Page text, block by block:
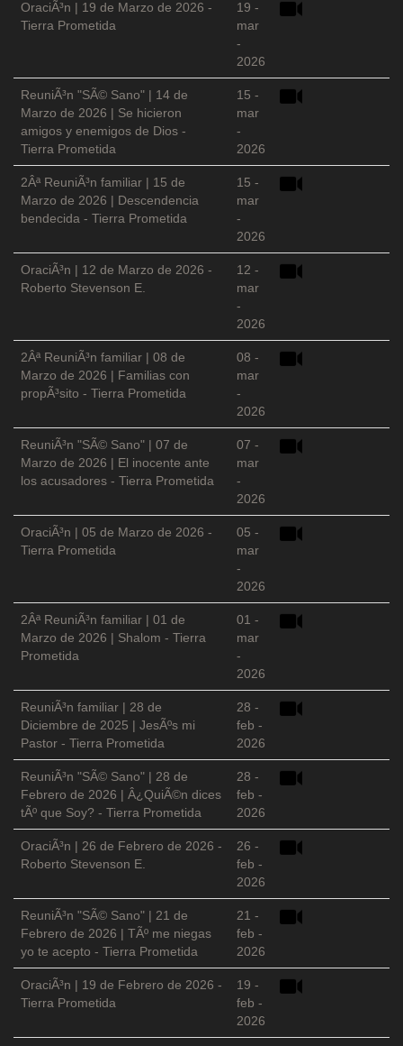
OraciÃ³n | 19 de Marzo de 2026 -
Tierra Prometida
19 -
mar
-
2026
ReuniÃ³n "SÃ© Sano" | 14 de
Marzo de 2026 | Se hicieron
amigos y enemigos de Dios -
Tierra Prometida
15 -
mar
-
2026
2Âª ReuniÃ³n familiar | 15 de
Marzo de 2026 | Descendencia
bendecida - Tierra Prometida
15 -
mar
-
2026
OraciÃ³n | 12 de Marzo de 2026 -
Roberto Stevenson E.
12 -
mar
-
2026
2Âª ReuniÃ³n familiar | 08 de
Marzo de 2026 | Familias con
propÃ³sito - Tierra Prometida
08 -
mar
-
2026
ReuniÃ³n "SÃ© Sano" | 07 de
Marzo de 2026 | El inocente ante
los acusadores - Tierra Prometida
07 -
mar
-
2026
OraciÃ³n | 05 de Marzo de 2026 -
Tierra Prometida
05 -
mar
-
2026
2Âª ReuniÃ³n familiar | 01 de
Marzo de 2026 | Shalom - Tierra
Prometida
01 -
mar
-
2026
ReuniÃ³n familiar | 28 de
Diciembre de 2025 | JesÃºs mi
Pastor - Tierra Prometida
28 -
feb -
2026
ReuniÃ³n "SÃ© Sano" | 28 de
Febrero de 2026 | Â¿QuiÃ©n dices
tÃº que Soy? - Tierra Prometida
28 -
feb -
2026
OraciÃ³n | 26 de Febrero de 2026 -
Roberto Stevenson E.
26 -
feb -
2026
ReuniÃ³n "SÃ© Sano" | 21 de
Febrero de 2026 | TÃº me niegas
yo te acepto - Tierra Prometida
21 -
feb -
2026
OraciÃ³n | 19 de Febrero de 2026 -
Tierra Prometida
19 -
feb -
2026